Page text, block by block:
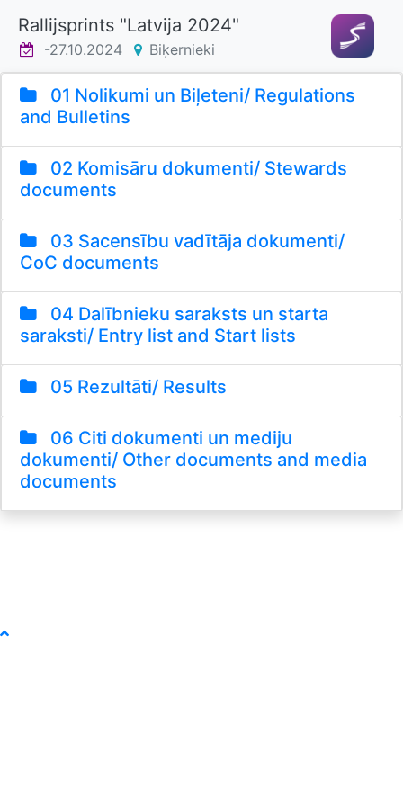
Rallijsprints "Latvija 2024"
-27.10.2024 Biķernieki
01 Nolikumi un Biļeteni/ Regulations
and Bulletins
02 Komisāru dokumenti/ Stewards
documents
03 Sacensību vadītāja dokumenti/
CoC documents
04 Dalībnieku saraksts un starta
saraksti/ Entry list and Start lists
05 Rezultāti/ Results
06 Citi dokumenti un mediju
dokumenti/ Other documents and media
documents